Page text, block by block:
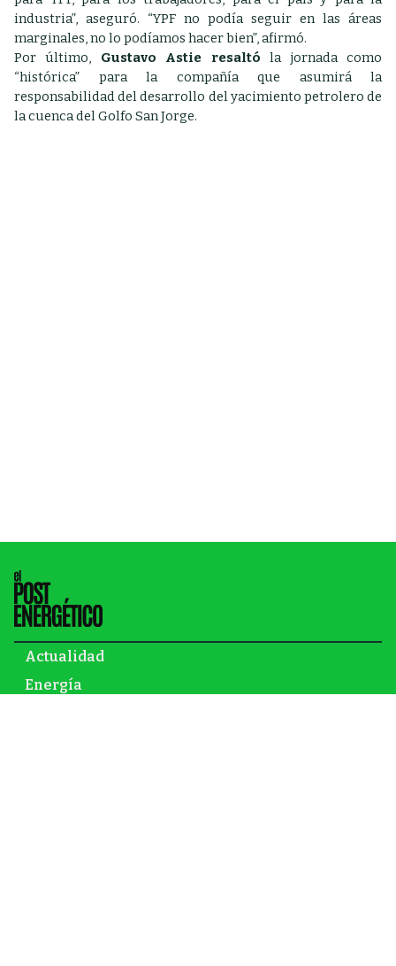
industria”, aseguró. “YPF no podía seguir en las áreas
marginales, no lo podíamos hacer bien”, afirmó.
Por último, Gustavo Astie resaltóla jornada como
“histórica” para la compañía que asumirá la
responsabilidad del desarrollo del yacimiento petrolero de
la cuenca del Golfo San Jorge.
Actualidad
Energía